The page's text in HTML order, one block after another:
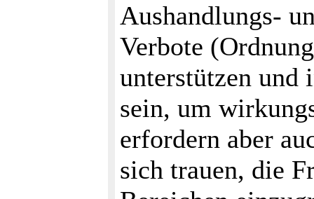
Aushandlungs-
Verbote
unterstützen
sein, um
erfordern aber
sich trauen, die